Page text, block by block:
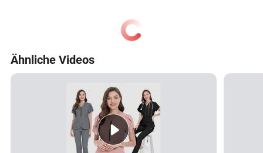
Kosten für Muster Und Kuriergebühren
Werden Von Ihnen getragen. Alle Diese
Probe Kosten Können Vollständig Erstattet
Werden, wenn Es Eine Echte Bestellung.
Alle Montagemuster Sind Innerhalb Von
7-9 Tagen lieferbar.
Wir Können 100% Prompte Lieferzeit Für
Ähnliche Videos